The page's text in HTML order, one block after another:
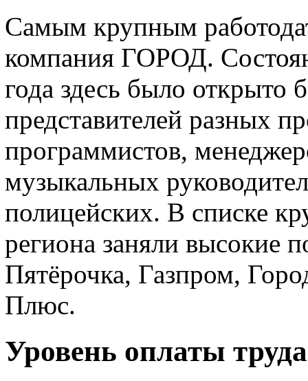
Самым крупным
компания ГОРОД.
года здесь было открыто
представителей разных
программистов,
музыкальных
полицейских. В списке
региона заняли высокие
Пятёрочка, Газпром,
Плюс.
Уровень оплаты труда